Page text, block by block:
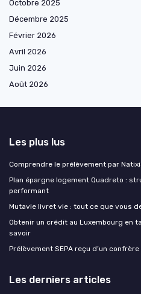
Octobre 2025
Décembre 2025
Février 2026
Avril 2026
Juin 2026
Août 2026
Les plus lus
Comprendre le prélèvement par
Plan épargne logement Quadreto :
performant
Mutavie livret vie : tout ce que vous
Obtenir un crédit au Luxembourg en
savoir
Prélèvement SEPA reçu d’un
Les derniers articles